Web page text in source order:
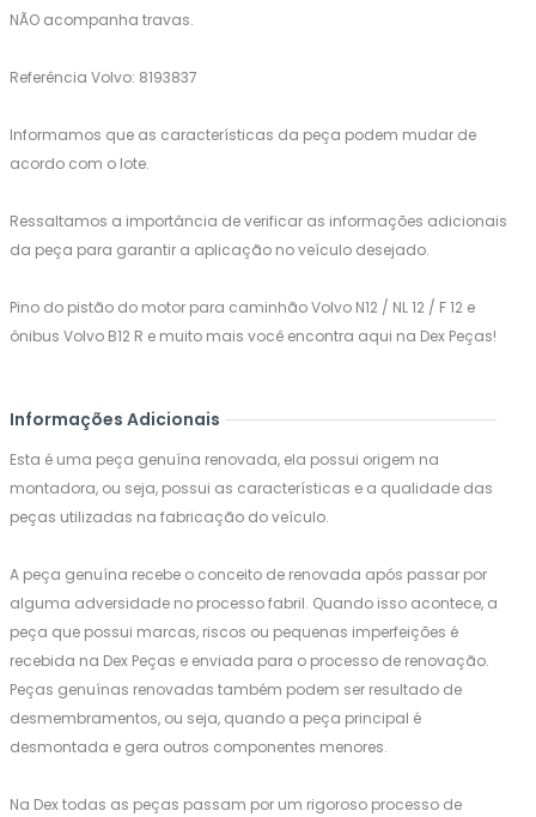
NÃO acompanha travas.
Referência Volvo: 8193837
Informamos que as características da peça podem mudar de
acordo com o lote.
Ressaltamos a importância de verificar as informações adicionais
da peça para garantir a aplicação no veículo desejado.
Pino do pistão do motor para caminhão Volvo N12 / NL 12 / F 12 e
ônibus Volvo B12 R e muito mais você encontra aqui na Dex Peças!
Informações Adicionais
Esta é uma peça genuína renovada, ela possui origem na
montadora, ou seja, possui as características e a qualidade das
peças utilizadas na fabricação do veículo.
A peça genuína recebe o conceito de renovada após passar por
alguma adversidade no processo fabril. Quando isso acontece, a
peça que possui marcas, riscos ou pequenas imperfeições é
recebida na Dex Peças e enviada para o processo de renovação.
Peças genuínas renovadas também podem ser resultado de
desmembramentos, ou seja, quando a peça principal é
desmontada e gera outros componentes menores.
Na Dex todas as peças passam por um rigoroso processo de